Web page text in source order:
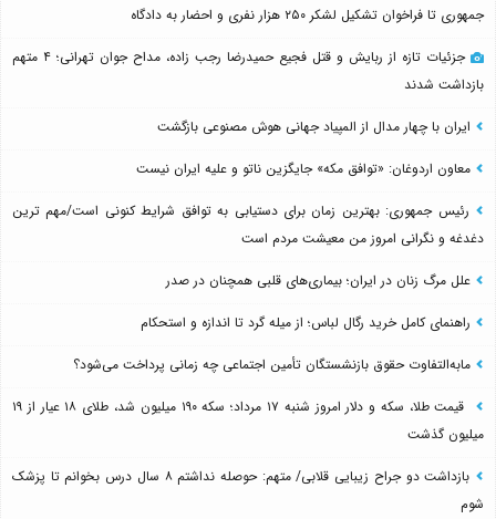
جمهوری تا فراخوان تشکیل لشکر ۲۵۰ هزار نفری و احضار به دادگاه
جزئیات تازه از ربایش و قتل فجیع حمیدرضا رجب زاده، مداح جوان تهرانی؛ ۴ متهم
بازداشت شدند
ایران با چهار مدال از المپیاد جهانی هوش مصنوعی بازگشت
معاون اردوغان: «توافق مکه» جایگزین ناتو و علیه ایران نیست
رئیس جمهوری: بهترین زمان برای دستیابی به توافق شرایط کنونی است/مهم ترین
دغدغه و نگرانی امروز من معیشت مردم است
علل مرگ زنان در ایران؛ بیماری‌های قلبی همچنان در صدر
راهنمای کامل خرید رگال لباس؛ از میله گرد تا اندازه و استحکام
مابه‌التفاوت حقوق بازنشستگان تأمین اجتماعی چه زمانی پرداخت می‌شود؟
قیمت طلا، سکه و دلار امروز شنبه ۱۷ مرداد؛ سکه ۱۹۰ میلیون شد، طلای ۱۸ عیار از ۱۹
میلیون گذشت
بازداشت دو جراح زیبایی قلابی/ متهم: حوصله نداشتم ۸ سال درس بخوانم تا پزشک
شوم